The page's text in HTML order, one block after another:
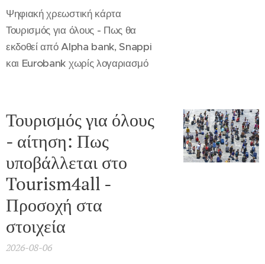
Ψηφιακή χρεωστική κάρτα
Τουρισμός για όλους - Πως θα
εκδοθεί από Alpha bank, Snappi
και Eurobank χωρίς λογαριασμό
Τουρισμός για όλους
- αίτηση: Πως
υποβάλλεται στο
Tourism4all -
Προσοχή στα
στοιχεία
2026-08-06